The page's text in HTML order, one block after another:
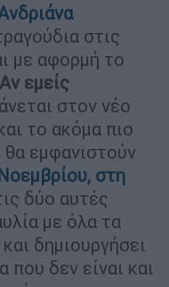
στις
με αφορμή το
Aν εμείς
στον νέο
το ακόμα πιο
θα εμφανιστούν
, στη
δύο αυτές
με όλα τα
δημιουργήσει
που δεν είναι και